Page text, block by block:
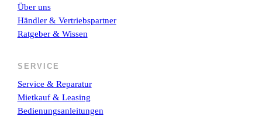
Über uns
Händler & Vertriebspartner
Ratgeber & Wissen
SERVICE
Service & Reparatur
Mietkauf & Leasing
Bedienungsanleitungen